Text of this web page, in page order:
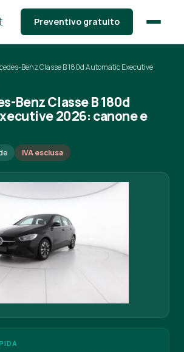
Preventivo gratuito
Benz Classe B 180d Automatic Executive
Benz Classe B 180d
2026: canone e
IVA esclusa